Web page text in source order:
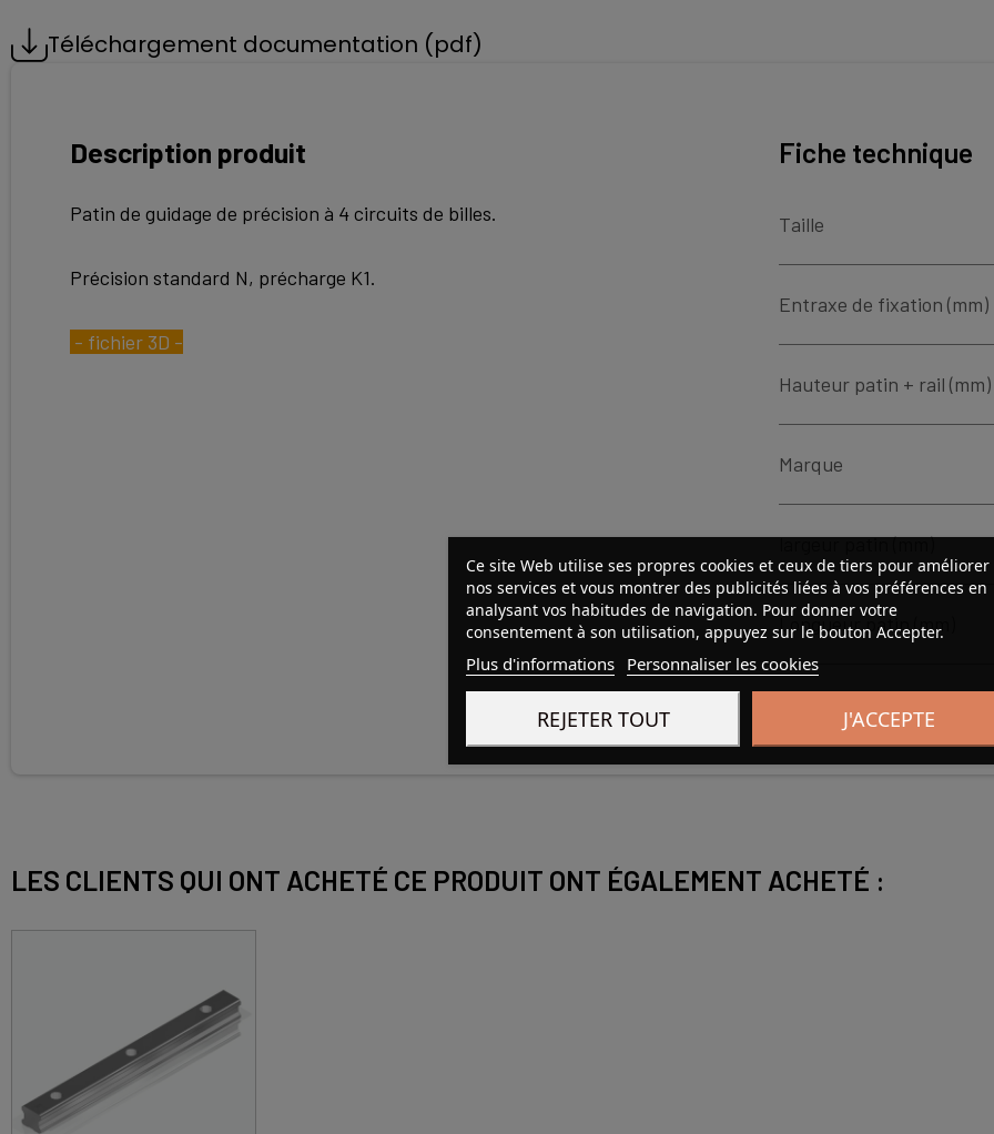
Description produit
Patin de guidage de précision à 4 circuits de billes.
Précision standard N, précharge K1.
- fichier 3D -
Fiche technique
Taille
Entraxe de fixation (mm)
Hauteur patin + rail (mm)
Marque
largeur patin (mm)
Longueur patin (mm)
Téléchargement documentation (pdf)
LES CLIENTS QUI ONT ACHETÉ CE PRODUIT ONT ÉGALEMENT ACHETÉ :
Ce site Web utilise ses propres cookies et ceux de tiers pour améliorer
nos services et vous montrer des publicités liées à vos préférences en
analysant vos habitudes de navigation. Pour donner votre
consentement à son utilisation, appuyez sur le bouton Accepter.
Plus d'informations Personnaliser les cookies
REJETER TOUT J'ACCEPTE